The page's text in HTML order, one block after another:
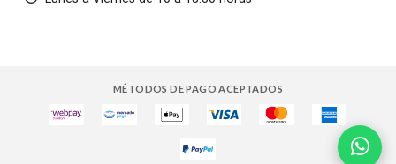
MÉTODOS DE PAGO ACEPTADOS